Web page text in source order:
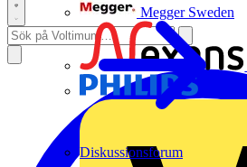
Megger Sweden
Diskussionsforum